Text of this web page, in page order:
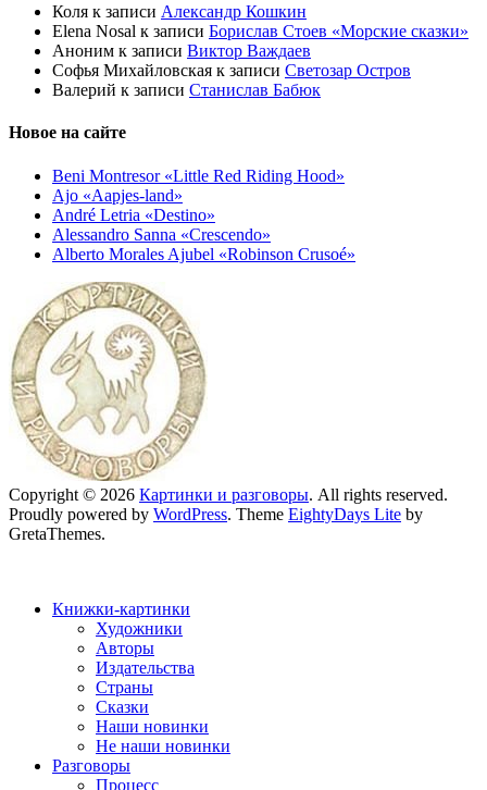
Коля к записи Александр Кошкин
Elena Nosal к записи Борислав Стоев «Морские сказки»
Аноним к записи Виктор Важдаев
Софья Михайловская к записи Светозар Остров
Валерий к записи Станислав Бабюк
Новое на сайте
Beni Montresor «Little Red Riding Hood»
Ajo «Aapjes-land»
André Letria «Destino»
Alessandro Sanna «Crescendo»
Alberto Morales Ajubel «Robinson Crusoé»
Copyright © 2026 Картинки и разговоры. All rights reserved.
Proudly powered by WordPress. Theme EightyDays Lite by
GretaThemes.
Книжки-картинки
Художники
Авторы
Издательства
Страны
Сказки
Наши новинки
Не наши новинки
Разговоры
Процесс